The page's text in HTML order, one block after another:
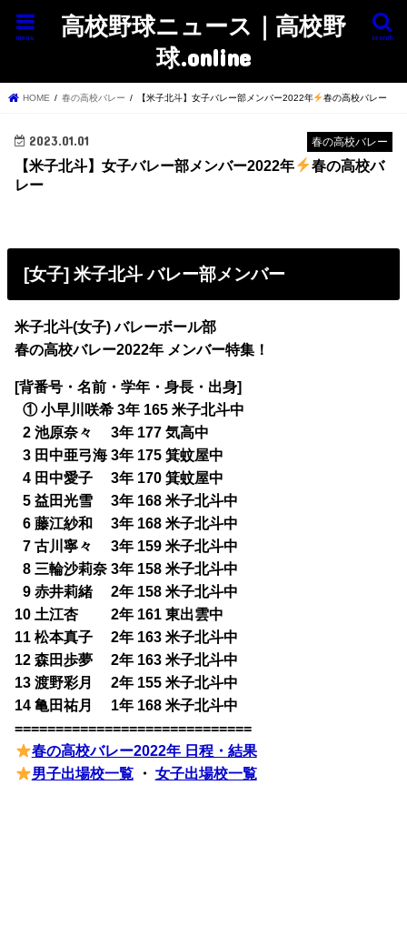
高校野球ニュース｜高校野
球.online
search
menu
HOME 春の高校バレー 【米子北斗】女子バレー部メンバー2022年 春の高校バレー
春の高校バレー
2023.01.01
【米子北斗】女子バレー部メンバー2022年
春の高校バ
レー
[女子] 米子北斗 バレー部メンバー
米子北斗(女子) バレーボール部
春の高校バレー2022年 メンバー特集！
[背番号・名前・学年・身長・出身]
0① 小早川咲希 3年 165 米子北斗中
02 池原奈々 3年 177 気高中
03 田中亜弓海 3年 175 箕蚊屋中
04 田中愛子 3年 170 箕蚊屋中
05 益田光雪 3年 168 米子北斗中
06 藤江紗和 3年 168 米子北斗中
07 古川寧々 3年 159 米子北斗中
08 三輪沙莉奈 3年 158 米子北斗中
09 赤井莉緒 2年 158 米子北斗中
10 土江杏 2年 161 東出雲中
11 松本真子 2年 163 米子北斗中
12 森田歩夢 2年 163 米子北斗中
13 渡野彩月 2年 155 米子北斗中
14 亀田祐月 1年 168 米子北斗中
=============================
春の高校バレー2022年 日程・結果
男子出場校一覧・ 女子出場校一覧